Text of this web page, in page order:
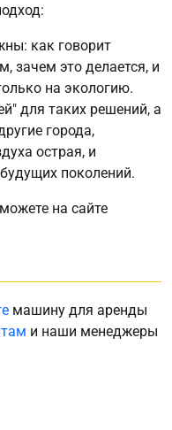
как говорит
зачем это делается, и
на экологию.
для таких решений, а
города,
острая, и
поколений.
на сайте
машину для аренды
и наши менеджеры